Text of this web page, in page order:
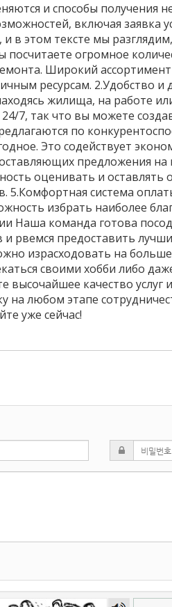
и способы получения
включая заявка
в этом тексте мы
посчитаете огромное
Широкий
ресурсам. 2.Удобство
жилища, на работе
7, так что вы можете
по
Это содействует
предложения
оценивать и
система
избрать наиболее
Наша команда готова
предоставить
израсходовать на
своими хобби либо
высочайшее качество
любом этапе
уже сейчас!